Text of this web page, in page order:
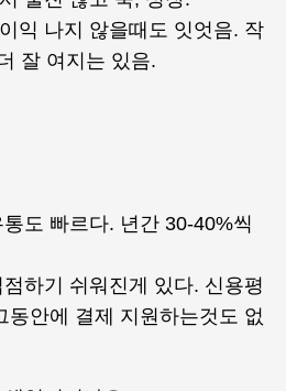
익 나지 않을때도 잇엇음. 작
잘 여지는 있음.
도 빠르다. 년간 30-40%씩
하기 쉬워진게 있다. 신용평
동안에 결제 지원하는것도 없